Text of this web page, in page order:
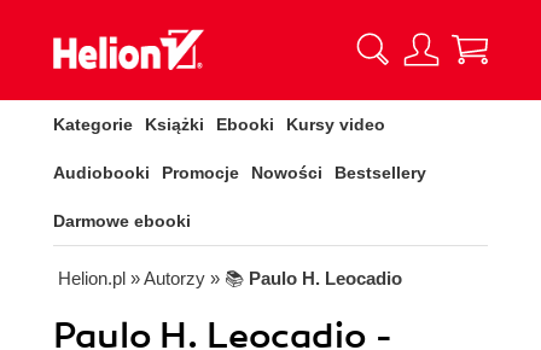
Kategorie Książki Ebooki Kursy video
Audiobooki Promocje Nowości Bestsellery
Darmowe ebooki
Helion.pl » Autorzy » 📚 Paulo H. Leocadio
Paulo H. Leocadio -